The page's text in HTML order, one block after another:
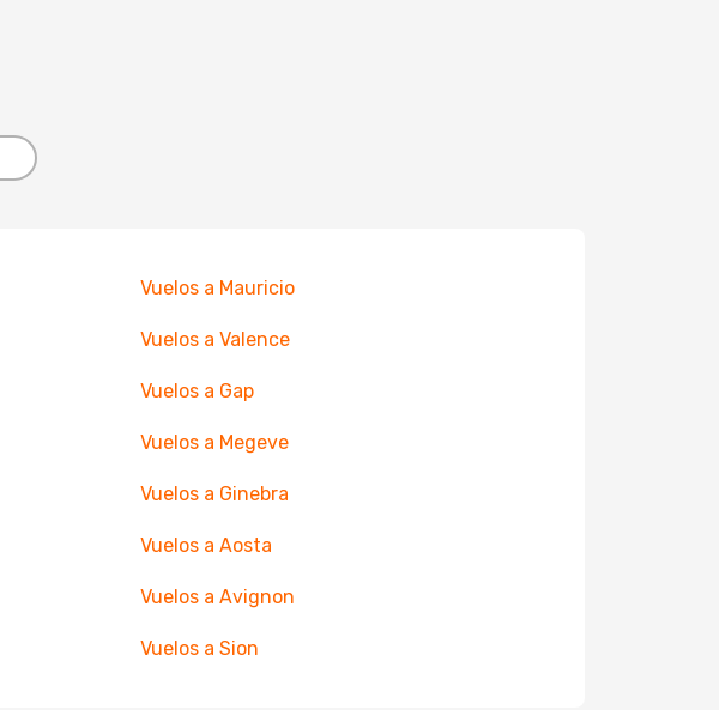
Vuelos a Mauricio
Vuelos a Valence
Vuelos a Gap
Vuelos a Megeve
Vuelos a Ginebra
Vuelos a Aosta
Vuelos a Avignon
Vuelos a Sion